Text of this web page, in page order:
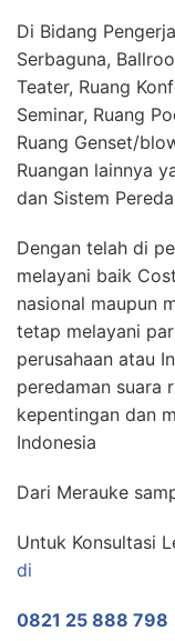
Di Bidang
Serbaguna,
Teater, Ruang
Seminar, Ruang
Ruang Genset/
Ruangan lainnya
dan Sistem
Dengan telah di
melayani baik
nasional maupun
tetap melayani
perusahaan atau
peredaman suara
kepentingan dan
Indonesia
Dari Merauke
Untuk Konsultasi
di
0821 25 888 798